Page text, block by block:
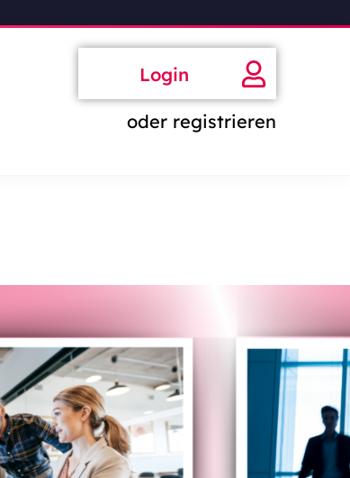
Login
oder registrieren